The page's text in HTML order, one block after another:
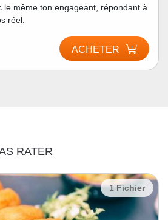
le même ton engageant, répondant à
réel.
ACHETER
RATER
1 Fichier